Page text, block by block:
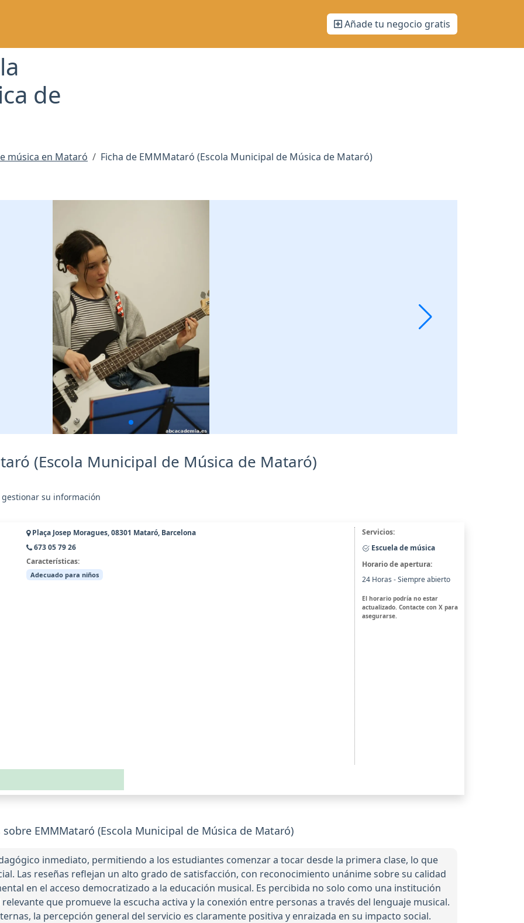
Añade tu negocio gratis
de
música en Mataró Ficha de EMMMataró (Escola Municipal de Música de Mataró)
(Escola Municipal de Música de Mataró)
gestionar su información
Plaça Josep Moragues, 08301 Mataró, Barcelona
673 05 79 26
Características:
Adecuado para niños
Servicios:
Escuela de música
Horario de apertura:
24 Horas - Siempre abierto
El horario podría no estar
actualizado. Contacte con X para
asegurarse.
EMMMataró (Escola Municipal de Música de Mataró)
inmediato, permitiendo a los estudiantes comenzar a tocar desde la primera clase, lo que
Las reseñas reflejan un alto grado de satisfacción, con reconocimiento unánime sobre su calidad
en el acceso democratizado a la educación musical. Es percibida no solo como una institución
que promueve la escucha activa y la conexión entre personas a través del lenguaje musical.
la percepción general del servicio es claramente positiva y enraizada en su impacto social.